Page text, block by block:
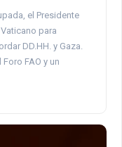
el Presidente
para
DD.HH. y Gaza.
FAO y un